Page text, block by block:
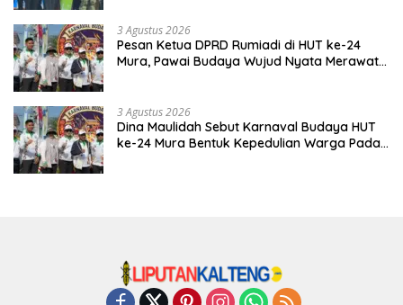
3 Agustus 2026
Pesan Ketua DPRD Rumiadi di HUT ke-24
Mura, Pawai Budaya Wujud Nyata Merawat
3 Agustus 2026
Dina Maulidah Sebut Karnaval Budaya HUT
ke-24 Mura Bentuk Kepedulian Warga Pada